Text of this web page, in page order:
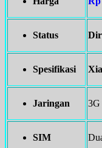
Status
Spesifikasi
Jaringan 3G
SIM